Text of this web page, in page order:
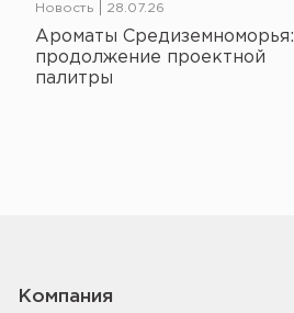
Новость 28.07.26
Ароматы Средиземноморья:
продолжение проектной
палитры
Компания